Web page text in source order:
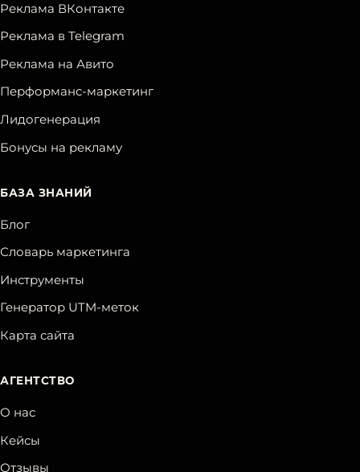
Реклама ВКонтакте
Реклама в Telegram
Реклама на Авито
Перформанс-маркетинг
Лидогенерация
Бонусы на рекламу
БАЗА ЗНАНИЙ
Блог
Словарь маркетинга
Инструменты
Генератор UTM-меток
Карта сайта
АГЕНТСТВО
О нас
Кейсы
Отзывы